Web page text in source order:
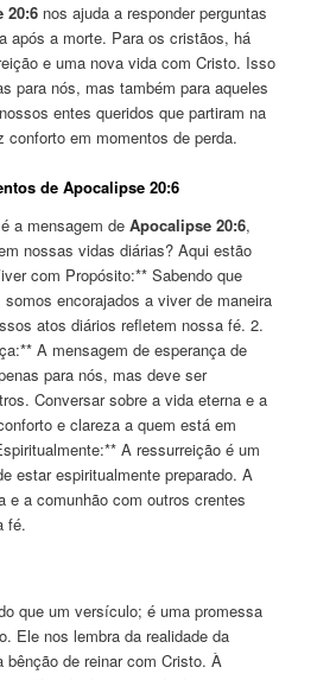
20:6 nos ajuda a responder perguntas
após a morte. Para os cristãos, há
e uma nova vida com Cristo. Isso
para nós, mas também para aqueles
entes queridos que partiram na
em momentos de perda.
de Apocalipse 20:6
a mensagem deApocalipse 20:6,
nossas vidas diárias? Aqui estão
com Propósito:** Sabendo que
encorajados a viver de maneira
atos diários refletem nossa fé. 2.
A mensagem de esperança de
para nós, mas deve ser
Conversar sobre a vida eterna e a
e clareza a quem está em
A ressurreição é um
estar espiritualmente preparado. A
e a comunhão com outros crentes
fé.
que um versículo; é uma promessa
Ele nos lembra da realidade da
bênção de reinar com Cristo. À